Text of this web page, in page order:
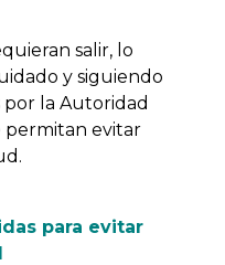
salir, lo
y siguiendo
por la Autoridad
permitan evitar
para evitar